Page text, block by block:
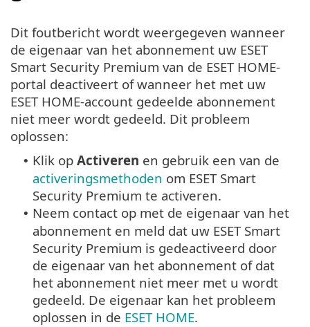
Dit foutbericht wordt weergegeven wanneer
de eigenaar van het abonnement uw ESET
Smart Security Premium van de ESET HOME-
portal deactiveert of wanneer het met uw
ESET HOME-account gedeelde abonnement
niet meer wordt gedeeld. Dit probleem
oplossen:
• Klik op Activeren en gebruik een van de
activeringsmethoden om ESET Smart
Security Premium te activeren.
• Neem contact op met de eigenaar van het
abonnement en meld dat uw ESET Smart
Security Premium is gedeactiveerd door
de eigenaar van het abonnement of dat
het abonnement niet meer met u wordt
gedeeld. De eigenaar kan het probleem
oplossen in de ESET HOME.